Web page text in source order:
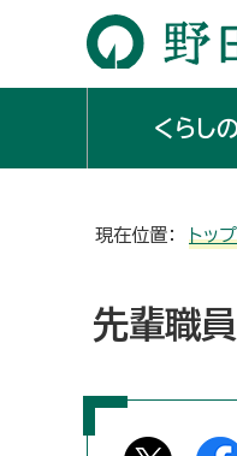
くらし
現在位置： トッ
先輩職